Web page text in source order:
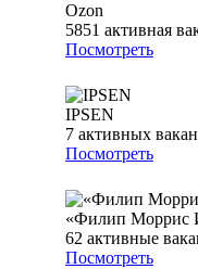
Ozon
5851 активная
Посмотреть
IPSEN
7 активных
Посмотреть
«Филип Моррис
62 активные
Посмотреть